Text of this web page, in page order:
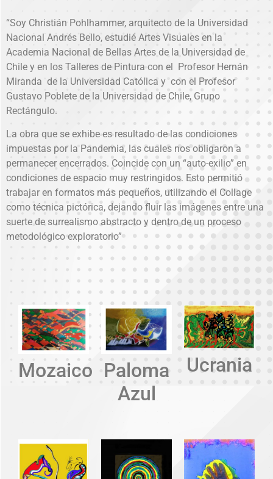
“Soy Christián Pohlhammer, arquitecto de la Universidad
Nacional Andrés Bello, estudié Artes Visuales en la
Academia Nacional de Bellas Artes de la Universidad de
Chile y en los Talleres de Pintura con el Profesor Hernán
Miranda de la Universidad Católica y con el Profesor
Gustavo Poblete de la Universidad de Chile, Grupo
Rectángulo.
La obra que se exhibe es resultado de las condiciones
impuestas por la Pandemia, las cuales nos obligaron a
permanecer encerrados. Coincide con un “auto-exilio” en
condiciones de espacio muy restringidos. Esto permitió
trabajar en formatos más pequeños, utilizando el Collage
como técnica pictórica, dejando fluir las imágenes entre una
suerte de surrealismo abstracto y dentro de un proceso
metodológico exploratorio”
Mozaico Paloma
Azul
Ucrania